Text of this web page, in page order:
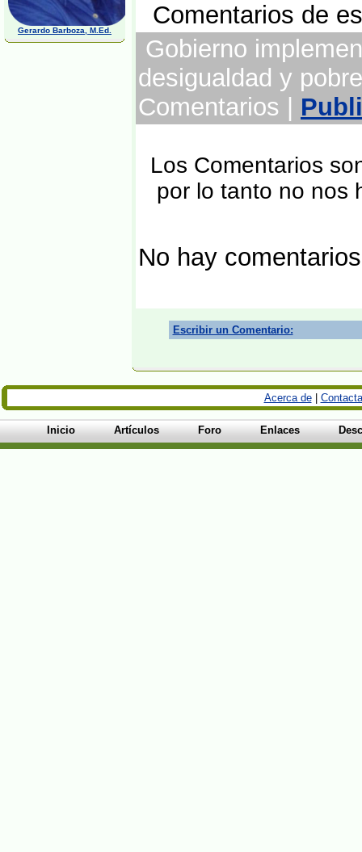
Gerardo Barboza, M.Ed.
Comentarios de
Gobierno
desigualdad y
Comentarios |
Los Comentarios
por lo tanto no nos
No hay
Escribir un Comentario:
Acerca de|
Inicio Artículos Foro Enlaces